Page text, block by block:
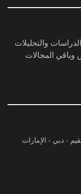
والتحليلات
وباقي المجالات
- دبي - الإمارات